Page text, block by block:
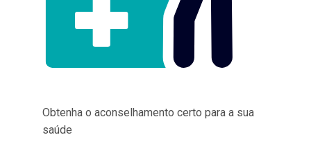
Obtenha o aconselhamento certo para a sua
saúde